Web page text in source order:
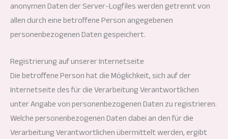
anonymen Daten der Server-Logfiles werden getrennt von
allen durch eine betroffene Person angegebenen
personenbezogenen Daten gespeichert.
Registrierung auf unserer Internetseite
Die betroffene Person hat die Möglichkeit, sich auf der
Internetseite des für die Verarbeitung Verantwortlichen
unter Angabe von personenbezogenen Daten zu registrieren.
Welche personenbezogenen Daten dabei an den für die
Verarbeitung Verantwortlichen übermittelt werden, ergibt